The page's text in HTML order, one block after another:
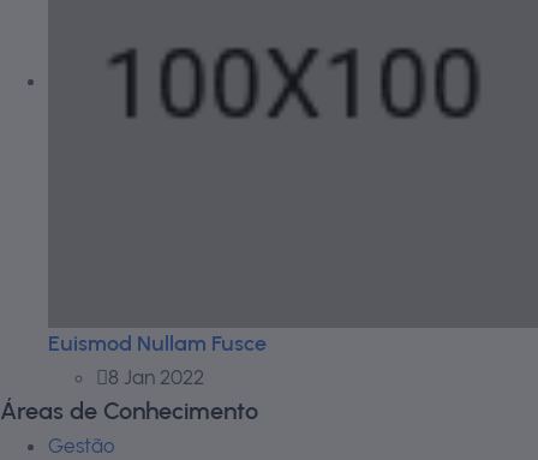
Euismod Nullam Fusce
8 Jan 2022
Áreas de Conhecimento
Gestão